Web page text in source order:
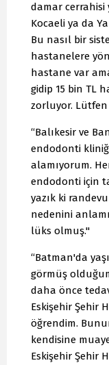
damar
Kocaeli ya da
Bu nasıl bir
hastanelere
hastane var
gidip 15 bin TL
zorluyor. Lütfen
“Balıkesir ve
endodonti
alamıyorum.
endodonti için
yazık ki
nedenini
lüks olmuş."
“Batman'da
görmüş
daha önce
Eskişehir Şehir
öğrendim.
kendisine
Eskişehir Şehir